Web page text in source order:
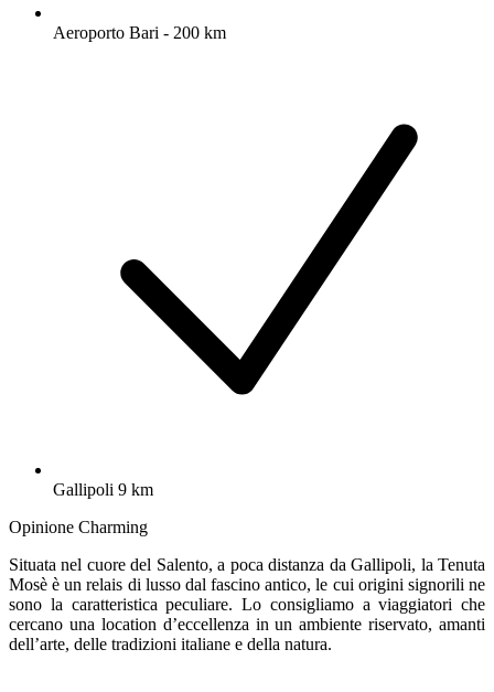
Aeroporto Bari - 200 km
Gallipoli 9 km
Opinione Charming
Situata nel cuore del Salento, a poca distanza da Gallipoli, la Tenuta
Mosè è un relais di lusso dal fascino antico, le cui origini signorili ne
sono la caratteristica peculiare. Lo consigliamo a viaggiatori che
cercano una location d’eccellenza in un ambiente riservato, amanti
dell’arte, delle tradizioni italiane e della natura.